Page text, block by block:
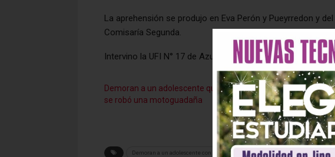
La aprehensión se produjo en Eva Perón y Pueyrredon y
Comisaría Segunda.
Intervino la UFI N° 17 de Azul.
Demoran a un adolescente que
se robó una motoguadaña
Recuperan una moto
hace cinco meses y
un adolescente
Demoran a un adolescente con seis porros